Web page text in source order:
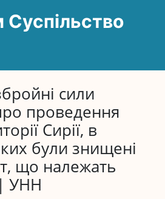
Суспільство
сили
проведення
Сирії, в
були знищені
що належать
УНН